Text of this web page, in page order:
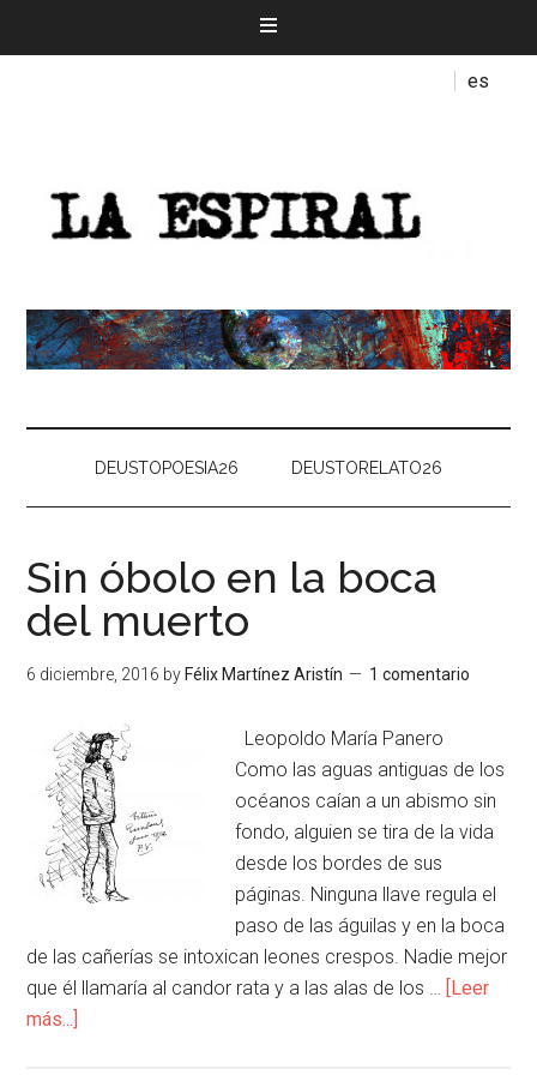
es
DEUSTOPOESIA26 DEUSTORELATO26
Sin óbolo en la boca
del muerto
6 diciembre, 2016 by Félix Martínez Aristín 1 comentario
Leopoldo María Panero
Como las aguas antiguas de los
océanos caían a un abismo sin
fondo, alguien se tira de la vida
desde los bordes de sus
páginas. Ninguna llave regula el
paso de las águilas y en la boca
de las cañerías se intoxican leones crespos. Nadie mejor
que él llamaría al candor rata y a las alas de los … [Leer
más...]